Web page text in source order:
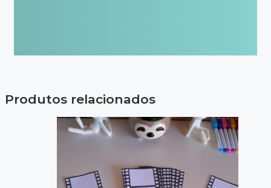
Produtos relacionados